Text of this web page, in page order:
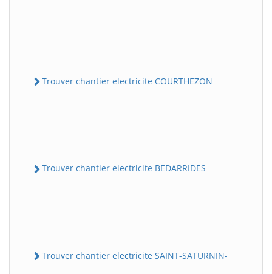
Trouver chantier electricite COURTHEZON
Trouver chantier electricite BEDARRIDES
Trouver chantier electricite SAINT-SATURNIN-